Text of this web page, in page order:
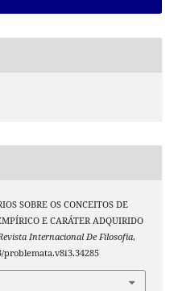
SOBRE OS CONCEITOS DE
E CARÁTER ADQUIRIDO
Internacional De Filosofia,
problemata.v8i3.34285